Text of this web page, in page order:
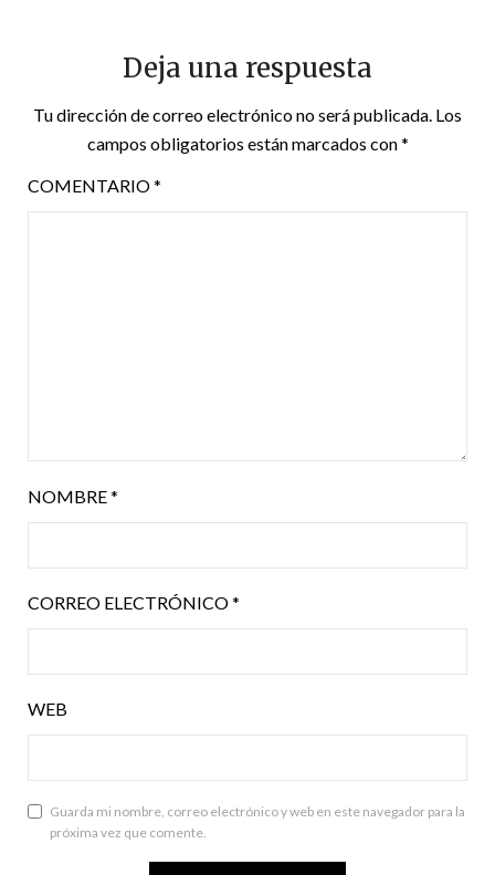
Deja una respuesta
Tu dirección de correo electrónico no será publicada. Los
campos obligatorios están marcados con*
COMENTARIO*
NOMBRE*
CORREO ELECTRÓNICO*
WEB
Guarda mi nombre, correo electrónico y web en este navegador para la
próxima vez que comente.